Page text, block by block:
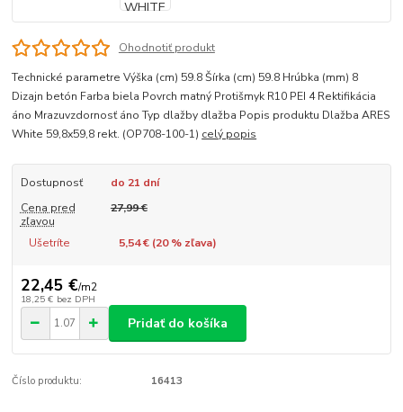
Ohodnotiť produkt
Technické parametre Výška (cm) 59.8 Šírka (cm) 59.8 Hrúbka (mm) 8
Dizajn betón Farba biela Povrch matný Protišmyk R10 PEI 4 Rektifikácia
áno Mrazuvzdornosť áno Typ dlažby dlažba Popis produktu Dlažba ARES
White 59,8x59,8 rekt. (OP708-100-1) celý popis
Dostupnosť
do 21 dní
Cena pred
zľavou
27,99 €
Ušetríte 5,54 € (20% zľava)
22,45 €/m2
18,25 € bez DPH
Pridať do košíka
Číslo produktu: 16413